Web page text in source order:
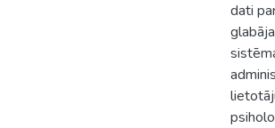
dati